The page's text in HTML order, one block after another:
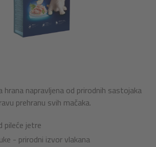
hrana napravljena od prirodnih sastojaka
prehranu svih mačaka.
pileće jetre
- prirodni izvor vlakana